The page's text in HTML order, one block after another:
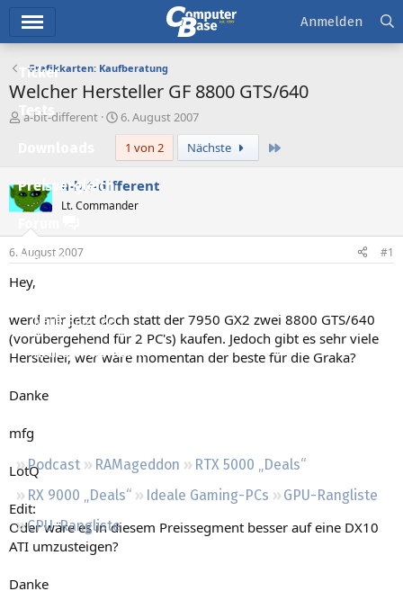
Ticker
Tests
Preisvergleich
Forum
Aktuelles
Empfohlene Inhalte
Neue Beiträge
Neueste Aktivitäten
Podcast RAMageddon
RTX 5000 „Deals“
RX 9000 „Deals“
Ideale Gaming-PCs
GPU-Rangliste
CPU-Rangliste
Anmelden
Grafikkarten: Kaufberatung
Welcher Hersteller GF 8800 GTS/640
E
e
l
l
e
r
a-bit-different
E
r
t
e
l
m
6. August 2007
1 von 2
Nächste
a-bit-different
Lt. Commander
6. August 2007 #1
Hey,
werd mir jetzt doch statt der 7950 GX2 zwei 8800 GTS/640
(vorübergehend für 2 PC's) kaufen. Jedoch gibt es sehr viele
Hersteller, wer wäre momentan der beste für die Graka?
Danke
mfg
LotQ
Edit:
Oder wäre es in diesem Preissegment besser auf eine DX10
ATI umzusteigen?
Danke